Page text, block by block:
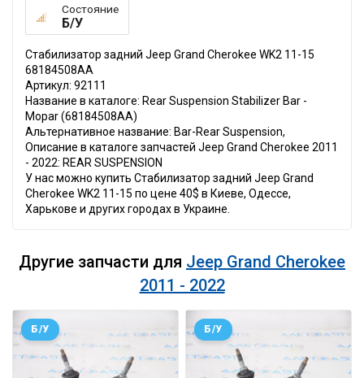
Состояние
Б/У
Стабилизатор задний Jeep Grand Cherokee WK2 11-15
68184508AA
Артикул: 92111
Название в каталоге: Rear Suspension Stabilizer Bar -
Mopar (68184508AA)
Альтернативное название: Bar-Rear Suspension,
Описание в каталоге запчастей Jeep Grand Cherokee 2011
- 2022: REAR SUSPENSION
У нас можно купить Стабилизатор задний Jeep Grand
Cherokee WK2 11-15 по цене 40$ в Киеве, Одессе,
Харькове и других городах в Украине.
Другие запчасти для Jeep Grand Cherokee
2011 - 2022
Б/У Б/У